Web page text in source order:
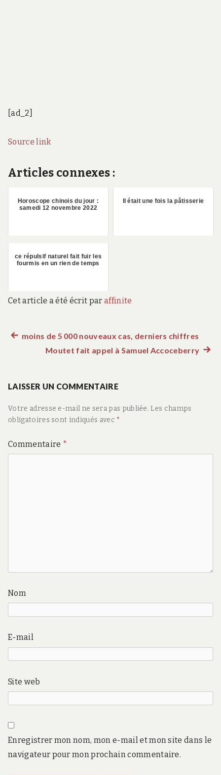
[ad_2]
Source link
Articles connexes :
Horoscope chinois du jour :
samedi 12 novembre 2022
Il était une fois la pâtisserie
ce répulsif naturel fait fuir les
fourmis en un rien de temps
Cet article a été écrit par affinite
Navigation
l’article
Article
précédent :
moins de 5 000 nouveaux cas, derniers chiffres
Moutet fait appel à Samuel Accoceberry
LAISSER UN COMMENTAIRE
Votre adresse e-mail ne sera pas publiée. Les champs
obligatoires sont indiqués avec *
Commentaire *
Nom
E-mail
Site web
Enregistrer mon nom, mon e-mail et mon site dans le
navigateur pour mon prochain commentaire.